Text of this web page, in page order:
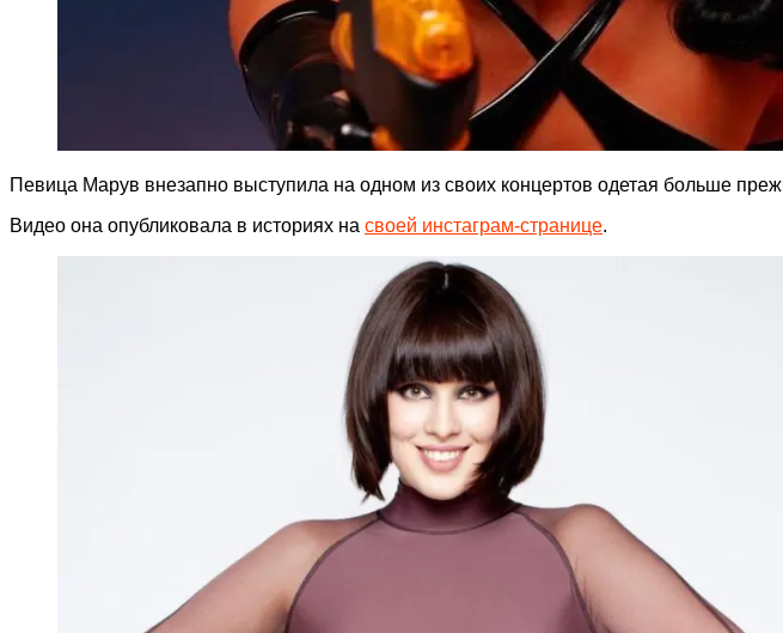
Певица Марув внезапно выступила на одном из своих концертов одетая больше
Видео она опубликовала в историях на своей инстаграм-странице.